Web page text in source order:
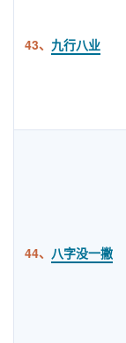
43、 九行八业
44、 八字没一撇